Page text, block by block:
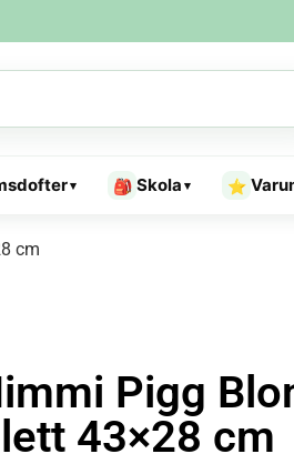
▾ 🎒 Skola ▾ ⭐
cm
Pigg
43×28 cm